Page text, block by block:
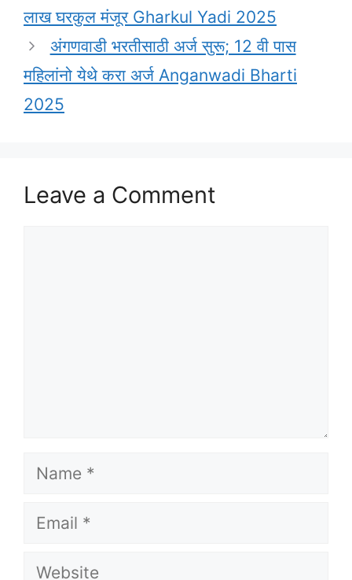
लाख घरकुल मंजूर Gharkul Yadi 2025
अंगणवाडी भरतीसाठी अर्ज सुरू; 12 वी पास
महिलांनो येथे करा अर्ज Anganwadi Bharti
2025
Leave a Comment
Name
Email
Website